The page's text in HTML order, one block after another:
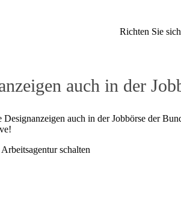
Richten Sie
auch in der
auch in der Jobbörse der